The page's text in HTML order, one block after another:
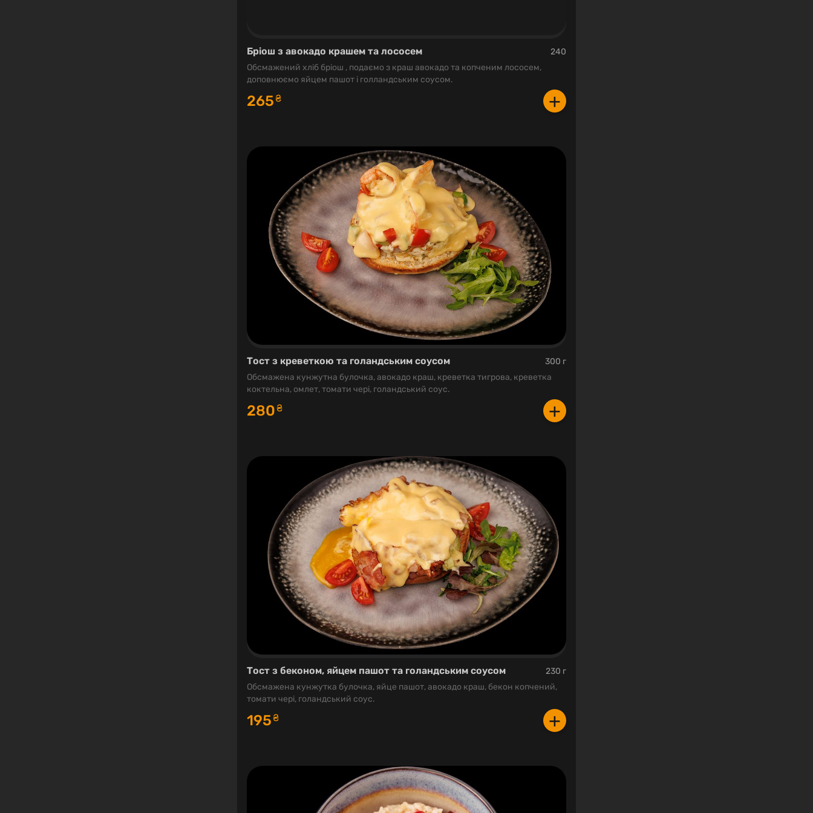
Бріош з авокадо крашем та лососем
240
Обсмажений хліб бріош , подаємо з краш авокадо та копченим лососем,
доповнюємо яйцем пашот і голландським соусом.
265₴ +
Тост з креветкою та голандським соусом
300 г
Обсмажена кунжутна булочка, авокадо краш, креветка тигрова, креветка
коктельна, омлет, томати чері, голандський соус.
280₴ +
Тост з беконом, яйцем пашот та голандським соусом
230 г
Обсмажена кунжутка булочка, яйце пашот, авокадо краш, бекон копчений,
томати чері, голандський соус.
195₴ +